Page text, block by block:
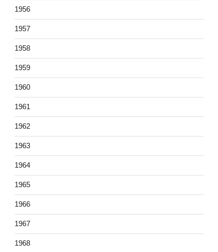
1956
1957
1958
1959
1960
1961
1962
1963
1964
1965
1966
1967
1968